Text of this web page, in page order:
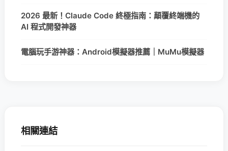
2026 最新！Claude Code 終極指南：顛覆終端機的
AI 程式開發神器
電腦玩手游神器：Android模擬器推薦｜MuMu模擬器
相關連結